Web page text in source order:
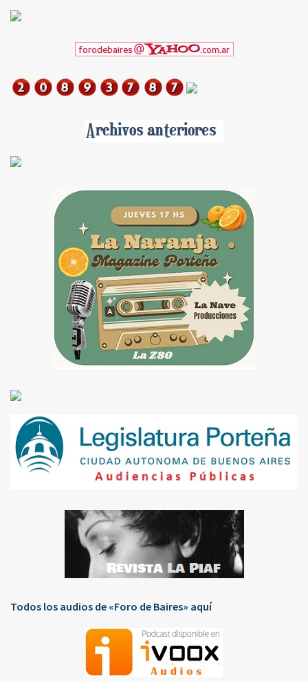
Todos los audios de «Foro de Baires» aquí